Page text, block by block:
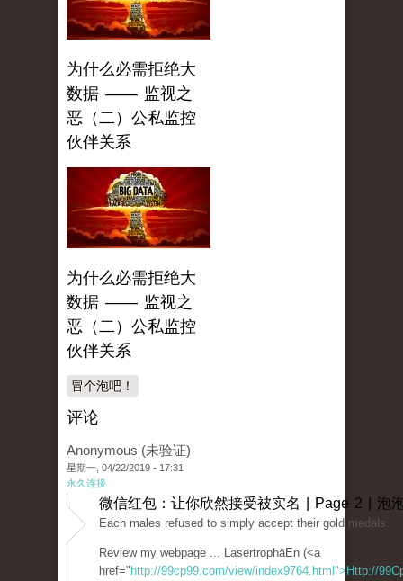
为什么必需拒绝大
数据 —— 监视之
恶（二）公私监控
伙伴关系
为什么必需拒绝大
数据 —— 监视之
恶（二）公私监控
伙伴关系
冒个泡吧！
评论
Anonymous (未验证)
星期一, 04/22/2019 - 17:31
永久连接
微信红包：让你欣然接受被实名 | Page 2 | 泡
Each males refused to simply accept their gold medals.
Review my webpage ... LasertrophäEn (<a
href=" http://99cp99.com/view/index9764.html">Http://